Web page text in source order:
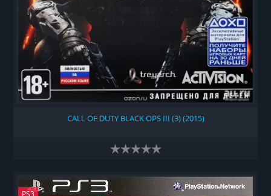
CALL OF DUTY BLACK OPS III (3) (2015)
PS3